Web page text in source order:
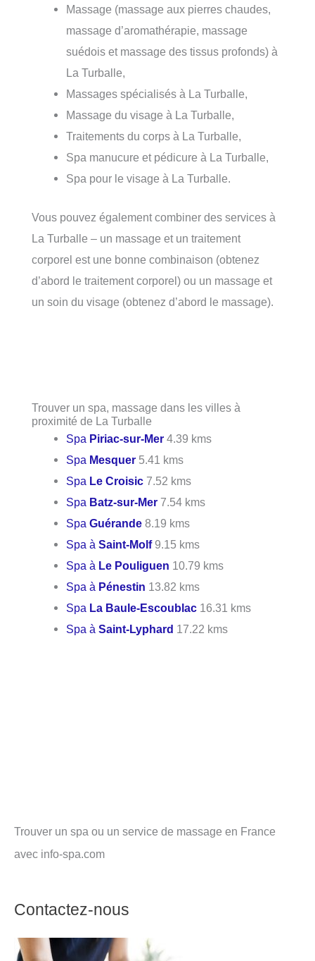
Massage (massage aux pierres chaudes,
massage d’aromathérapie, massage
suédois et massage des tissus profonds) à
La Turballe,
Massages spécialisés à La Turballe,
Massage du visage à La Turballe,
Traitements du corps à La Turballe,
Spa manucure et pédicure à La Turballe,
Spa pour le visage à La Turballe.
Vous pouvez également combiner des services à
La Turballe – un massage et un traitement
corporel est une bonne combinaison (obtenez
d’abord le traitement corporel) ou un massage et
un soin du visage (obtenez d’abord le massage).
Trouver un spa, massage dans les villes à
proximité de La Turballe
Spa Piriac-sur-Mer 4.39 kms
Spa Mesquer 5.41 kms
Spa Le Croisic 7.52 kms
Spa Batz-sur-Mer 7.54 kms
SpaGuérande 8.19 kms
Spa àSaint-Molf9.15 kms
Spa à Le Pouliguen 10.79 kms
Spa à Pénestin 13.82 kms
Spa La Baule-Escoublac 16.31 kms
Spa àSaint-Lyphard 17.22 kms
Trouver un spa ou un service de massage en France
avec info-spa.com
Contactez-nous